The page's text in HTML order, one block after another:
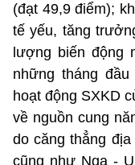
(đạt 49,9 điểm);
tế yếu, tăng
lượng biến động
những tháng
hoạt động SXKD
về nguồn cung
do căng thẳng
cũng như Nga -